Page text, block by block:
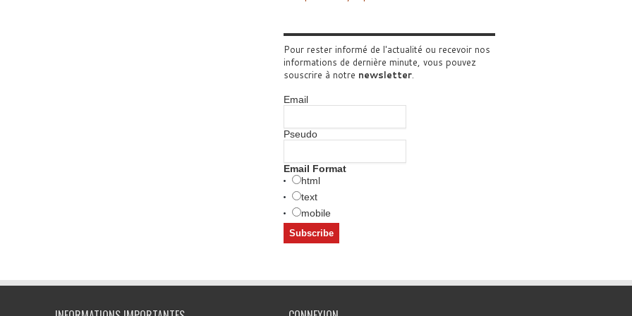
Pour rester informé de l'actualité ou recevoir nos
informations de dernière minute, vous pouvez
souscrire à notre newsletter.
Email
Pseudo
Email Format
html
text
mobile